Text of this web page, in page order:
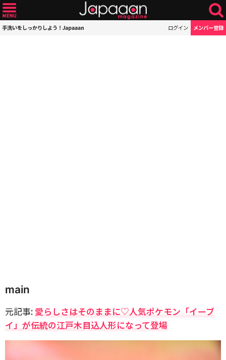
手洗いをしっかりしよう！Japaaan ログイン メンバー登録
main
元記事: 愛らしさはそのままに♡人気ポケモン「イーブ
イ」が伝統の江戸木目込人形になって登場